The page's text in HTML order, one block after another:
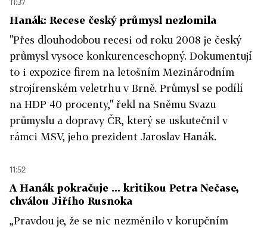
11:37
Hanák: Recese český průmysl nezlomila
"Přes dlouhodobou recesi od roku 2008 je český
průmysl vysoce konkurenceschopný. Dokumentují
to i expozice firem na letošním Mezinárodním
strojírenském veletrhu v Brně. Průmysl se podílí
na HDP 40 procenty," řekl na Sněmu Svazu
průmyslu a dopravy ČR, který se uskutečnil v
rámci MSV, jeho prezident Jaroslav Hanák.
11:52
A Hanák pokračuje ... kritikou Petra Nečase,
chválou Jiřího Rusnoka
„Pravdou je, že se nic nezměnilo v korupčním